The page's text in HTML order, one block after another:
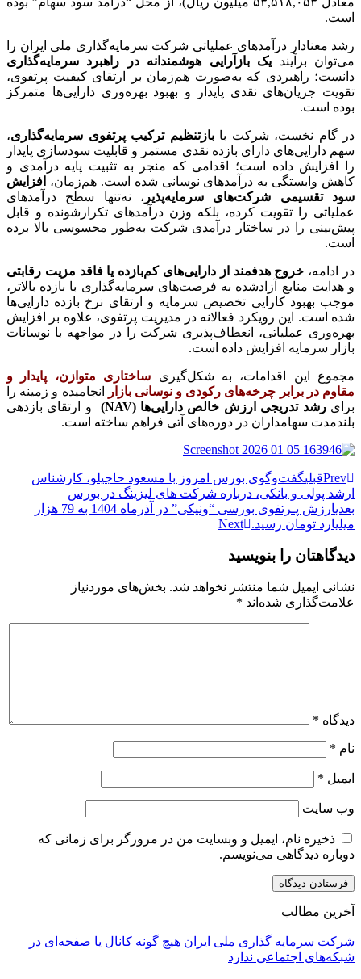
است.
رشد معنادار درآمدهای عملیاتی شرکت سرمایه‌گذاری ملی ایران را
می‌توان برآیند یک بازآرایی هوشمندانه در راهبرد سرمایه‌گذاری
دانست؛ راهبردی که به‌صورت هم‌زمان بر ارتقای کیفیت پرتفوی،
تقویت جریان‌های نقدی پایدار و بهبود بهره‌وری دارایی‌ها متمرکز
بوده است.
در گام نخست، شرکت بابازتنظیم ترکیب پرتفوی سرمایه‌گذاری،
سهم دارایی‌های دارای بازده نقدی مستمر و قابلیت سودسازی پایدار
را افزایش داده است؛ اقدامی که منجر به تثبیت پایه درآمدی و
کاهش وابستگی به درآمدهای نوسانی شده است. هم‌زمان، افزایش
سود تقسیمی شرکت‌های سرمایه‌پذیر ، نه‌تنها سطح درآمدهای
عملیاتی را تقویت کرده، بلکه وزن درآمدهای تکرارشونده و قابل
پیش‌بینی را در ساختار درآمدی شرکت به‌طور محسوسی بالا برده
است.
در ادامه، خروج هدفمند از دارایی‌های کم‌بازده یا فاقد مزیت رقابتی
و هدایت منابع آزادشده به فرصت‌های سرمایه‌گذاری با بازده بالاتر،
موجب بهبود کارایی تخصیص سرمایه و ارتقای نرخ بازده دارایی‌ها
شده است. این رویکرد فعالانه در مدیریت پرتفوی، علاوه بر افزایش
بهره‌وری عملیاتی، انعطاف‌پذیری شرکت را در مواجهه با نوسانات
بازار سرمایه افزایش داده است.
مجموع این اقدامات، به شکل‌گیری ساختاری متوازن، پایدار و
مقاوم در برابر چرخه‌های رکودی و نوسانی بازار
انجامیده و زمینه را
برایرشد تدریجی ارزش خالص دارایی‌ها (NAV)
و ارتقای بازدهی
بلندمدت سهامداران در دوره‌های آتی فراهم ساخته است.
Prevقبلیگفت‌وگوی بورس امروز با مسعود حاجیلو، کارشناس
ارشد پولی و بانکی، درباره شرکت های لیزینگ در بورس
بعدی
ارزش پـرتفوی بورسی “ونیکی” در آذرماه 1404 به 79 هزار
میلیارد تومان رسید.
Next
دیدگاهتان را بنویسید
نشانی ایمیل شما منتشر نخواهد شد. بخش‌های موردنیاز
علامت‌گذاری شده‌اند *
دیدگاه *
نام *
ایمیل *
وب‌ سایت
ذخیره نام، ایمیل و وبسایت من در مرورگر برای زمانی که
دوباره دیدگاهی می‌نویسم.
آخرین مطالب
شرکت سرمایه گذاری ملی ایران هیچ گونه کانال یا صفحه‌ای در
شبکه‌های اجتماعی ندارد